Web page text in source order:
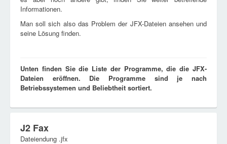
Informationen.
Man soll sich also das Problem der JFX-Dateien ansehen und
seine Lösung finden.
Unten finden Sie die Liste der Programme, die die JFX-
Dateien eröffnen. Die Programme sind je nach
Betriebssystemen und Beliebtheit sortiert.
J2 Fax
Dateiendung .jfx